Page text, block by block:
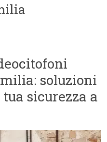
soluzioni
sicurezza a